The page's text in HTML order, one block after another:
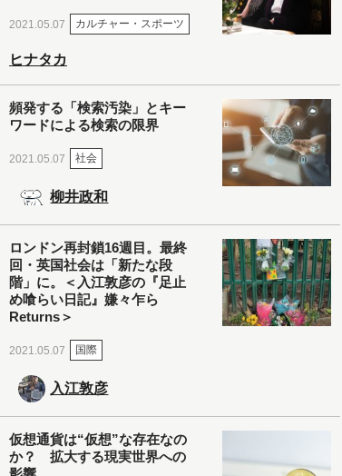
2021.05.07 カルチャー・スポーツ
ヒナタカ
頻発する「検索汚染」とキー
ワードによる検索の限界
2021.05.07 社会
柳井政和
ロンドン再封鎖16週目。最終
回・英国社会は「新たな段
階」に。＜入江敦彦の『足止
め喰らい日記』嫌々乍ら
Returns＞
2021.05.07 国際
入江敦彦
仮想通貨は“仮想”な存在なの
か？ 拡大する現実世界への